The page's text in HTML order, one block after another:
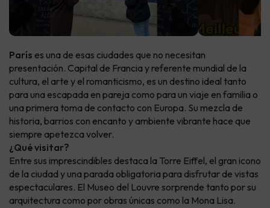
París es una de esas ciudades que no necesitan
presentación. Capital de Francia y referente mundial de la
cultura, el arte y el romanticismo, es un destino ideal tanto
para una escapada en pareja como para un viaje en familia o
una primera toma de contacto con Europa. Su mezcla de
historia, barrios con encanto y ambiente vibrante hace que
siempre apetezca volver.
¿Qué visitar?
Entre sus imprescindibles destaca la Torre Eiffel, el gran icono
de la ciudad y una parada obligatoria para disfrutar de vistas
espectaculares. El Museo del Louvre sorprende tanto por su
arquitectura como por obras únicas como la Mona Lisa.